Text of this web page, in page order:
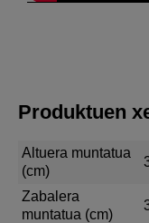
Produktuen
Altuera muntatua
(cm)
Zabalera
muntatua (cm)